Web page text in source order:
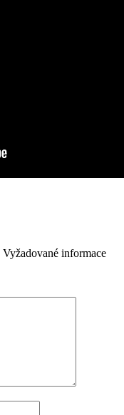
Vyžadované informace